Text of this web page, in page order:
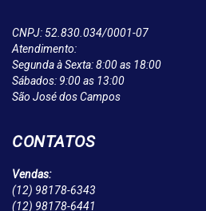
CNPJ: 52.830.034/0001-07
Atendimento:
Segunda à Sexta: 8:00 as 18:00
Sábados: 9:00 as 13:00
São José dos Campos
CONTATOS
Vendas:
(12) 98178-6343
(12) 98178-6441